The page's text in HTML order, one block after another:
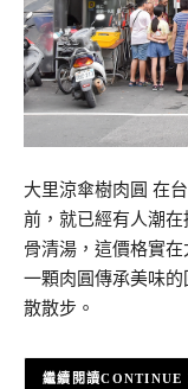
大里涼傘樹肉圓 在
前，就已經有人潮
骨清湯，這價格實
一顆肉圓傳承美味
散散步。
CONTINUE